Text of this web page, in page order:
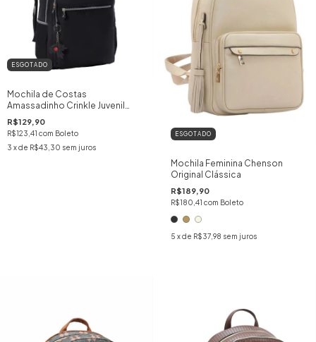
ESGOTADO
Mochila de Costas
Amassadinho Crinkle Juvenil
Adolescente - SKEET
R$129,90
R$123,41 com Boleto
3 x de R$43,30 sem juros
ESGOTADO
Mochila Feminina Chenson
Original Clássica
R$189,90
R$180,41 com Boleto
5 x de R$37,98 sem juros